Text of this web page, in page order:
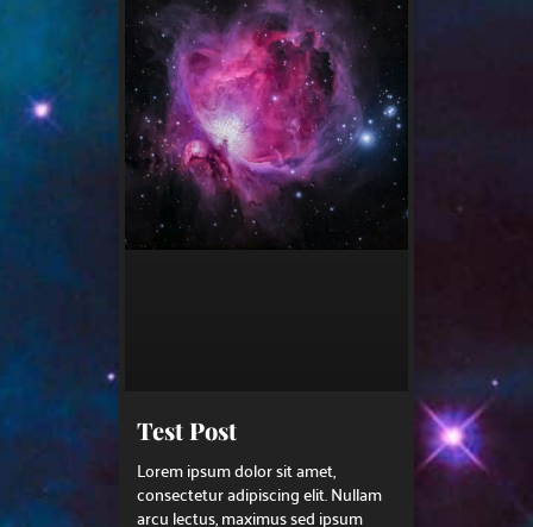
Test Post
Lorem ipsum dolor sit amet,
consectetur adipiscing elit. Nullam
arcu lectus, maximus sed ipsum